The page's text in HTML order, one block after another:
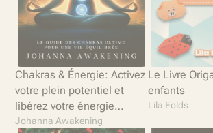
Chakras & Énergie: Activez
votre plein potentiel et
libérez votre énergie
intérieure
Johanna Awakening
Le Livre
enfants
Lila Folds